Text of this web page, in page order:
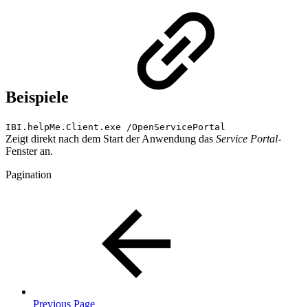
Beispiele
IBI.helpMe.Client.exe /OpenServicePortal
Zeigt direkt nach dem Start der Anwendung das Service Portal-
Fenster an.
Pagination
Previous Page